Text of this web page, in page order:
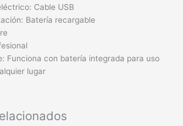
Cable USB
Batería recargable
Funciona con batería integrada para uso
lugar